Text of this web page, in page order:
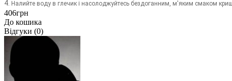
4. Налийте воду в глечик і насолоджуйтесь бездоганним, м'яким смаком
406грн
До кошика
Відгуки (0)